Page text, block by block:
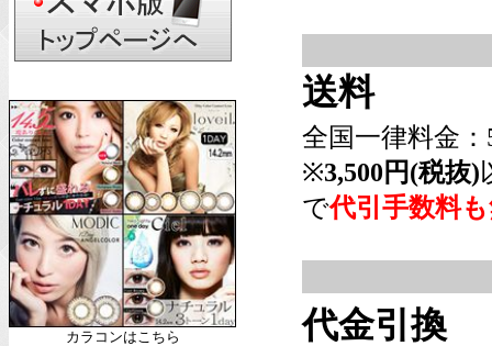
カラコンはこちら
送料
全国一律料金：
※3,500円(税抜)
で代引手数料
代金引換